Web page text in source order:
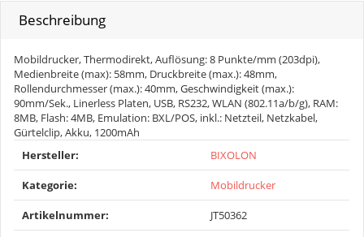
Beschreibung
Mobildrucker, Thermodirekt, Auflösung: 8 Punkte/mm (203dpi),
Medienbreite (max): 58mm, Druckbreite (max.): 48mm,
Rollendurchmesser (max.): 40mm, Geschwindigkeit (max.):
90mm/Sek., Linerless Platen, USB, RS232, WLAN (802.11a/b/g), RAM:
8MB, Flash: 4MB, Emulation: BXL/POS, inkl.: Netzteil, Netzkabel,
Gürtelclip, Akku, 1200mAh
Produkteigenschaft
Wert
Hersteller: BIXOLON
Kategorie: Mobildrucker
Artikelnummer: JT50362